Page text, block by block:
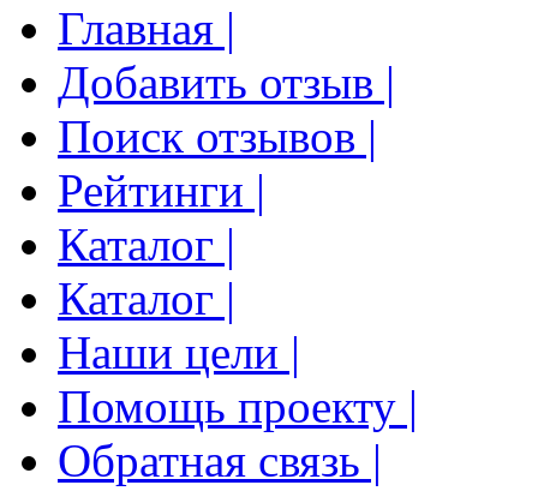
Главная |
Добавить отзыв |
Поиск отзывов |
Рейтинги |
Каталог |
Каталог |
Наши цели |
Помощь проекту |
Обратная связь |